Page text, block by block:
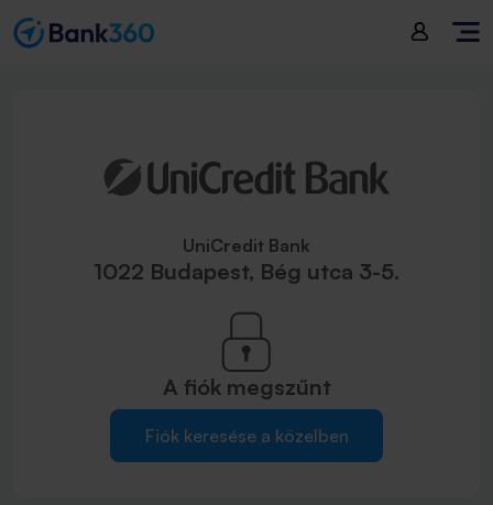
UniCredit Bank
1022 Budapest, Bég utca 3-5.
A fiók megszűnt
Fiók keresése a közelben